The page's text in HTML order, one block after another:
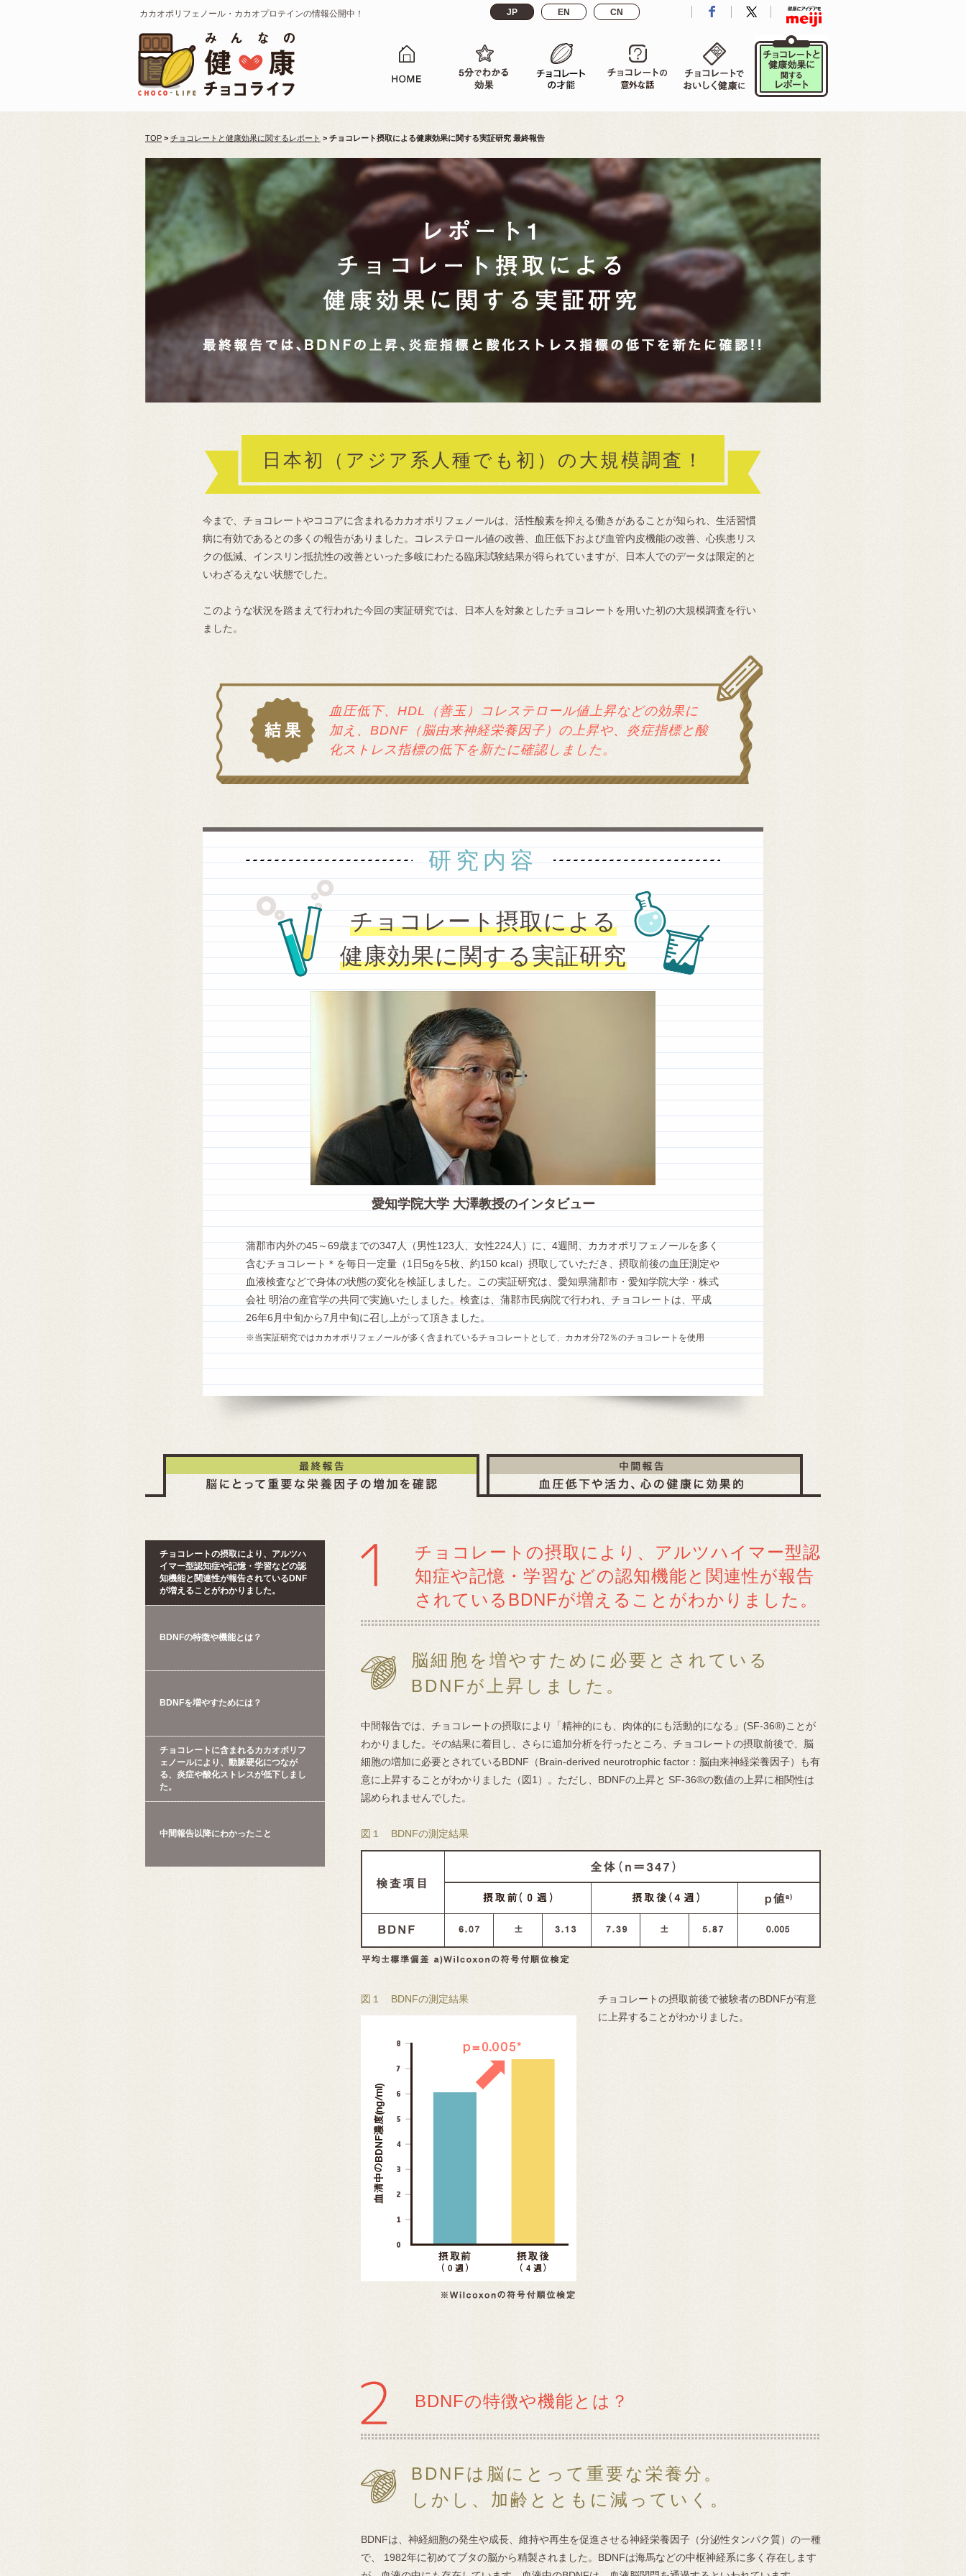
カカオポリフェノール・カカオプロテインの情報公開中！ JP EN CN
TOP > チョコレートと健康効果に関するレポート > チョコレート摂取による健康効果に関する実証研究 最終報告
日本初（アジア系人種でも初）の大規模調査！
今まで、チョコレートやココアに含まれるカカオポリフェノールは、活性酸素を抑える働きがあることが知られ、生活習慣
病に有効であるとの多くの報告がありました。コレステロール値の改善、血圧低下および血管内皮機能の改善、心疾患リス
クの低減、インスリン抵抗性の改善といった多岐にわたる臨床試験結果が得られていますが、日本人でのデータは限定的と
いわざるえない状態でした。
このような状況を踏まえて行われた今回の実証研究では、日本人を対象としたチョコレートを用いた初の大規模調査を行い
ました。
血圧低下、HDL（善玉）コレステロール値上昇などの効果に
加え、BDNF（脳由来神経栄養因子）の上昇や、炎症指標と酸
化ストレス指標の低下を新たに確認しました。
研究内容
チョコレート摂取による
健康効果に関する実証研究
愛知学院大学 大澤教授のインタビュー
蒲郡市内外の45～69歳までの347人（男性123人、女性224人）に、4週間、カカオポリフェノールを多く
含むチョコレート＊を毎日一定量（1日5gを5枚、約150 kcal）摂取していただき、摂取前後の血圧測定や
血液検査などで身体の状態の変化を検証しました。この実証研究は、愛知県蒲郡市・愛知学院大学・株式
会社 明治の産官学の共同で実施いたしました。検査は、蒲郡市民病院で行われ、チョコレートは、平成
26年6月中旬から7月中旬に召し上がって頂きました。
※当実証研究ではカカオポリフェノールが多く含まれているチョコレートとして、カカオ分72％のチョコレートを使用
チョコレートの摂取により、アルツハ
イマー型認知症や記憶・学習などの認
知機能と関連性が報告されているDNF
が増えることがわかりました。
BDNFの特徴や機能とは？
BDNFを増やすためには？
チョコレートに含まれるカカオポリフ
ェノールにより、動脈硬化につなが
る、炎症や酸化ストレスが低下しまし
た。
中間報告以降にわかったこと
チョコレートの摂取により、アルツハイマー型認
知症や記憶・学習などの認知機能と関連性が報告
されているBDNFが増えることがわかりました。
脳細胞を増やすために必要とされている
BDNFが上昇しました。
中間報告では、チョコレートの摂取により「精神的にも、肉体的にも活動的になる」(SF-36®)ことが
わかりました。その結果に着目し、さらに追加分析を行ったところ、チョコレートの摂取前後で、脳
細胞の増加に必要とされているBDNF（Brain-derived neurotrophic factor：脳由来神経栄養因子）も有
意に上昇することがわかりました（図1）。ただし、BDNFの上昇と SF-36®の数値の上昇に相関性は
認められませんでした。
図１ BDNFの測定結果
図１ BDNFの測定結果
チョコレートの摂取前後で被験者のBDNFが有意
に上昇することがわかりました。
BDNFの特徴や機能とは？
BDNFは脳にとって重要な栄養分。
しかし、加齢とともに減っていく。
BDNFは、神経細胞の発生や成長、維持や再生を促進させる神経栄養因子（分泌性タンパク質）の一種
で、 1982年に初めてブタの脳から精製されました。BDNFは海馬などの中枢神経系に多く存在します